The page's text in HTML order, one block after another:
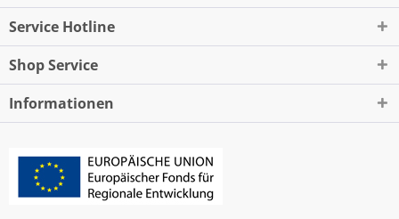
Service Hotline
Shop Service
Informationen